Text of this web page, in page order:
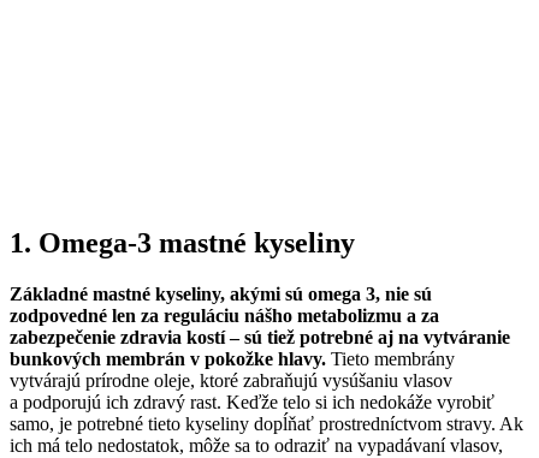
1. Omega-3 mastné kyseliny
Základné mastné kyseliny, akými sú omega 3, nie sú
zodpovedné len za reguláciu nášho metabolizmu a za
zabezpečenie zdravia kostí – sú tiež potrebné aj na vytváranie
bunkových membrán v pokožke hlavy. Tieto membrány
vytvárajú prírodne oleje, ktoré zabraňujú vysúšaniu vlasov
a podporujú ich zdravý rast. Keďže telo si ich nedokáže vyrobiť
samo, je potrebné tieto kyseliny dopĺňať prostredníctvom stravy. Ak
ich má telo nedostatok, môže sa to odraziť na vypadávaní vlasov,